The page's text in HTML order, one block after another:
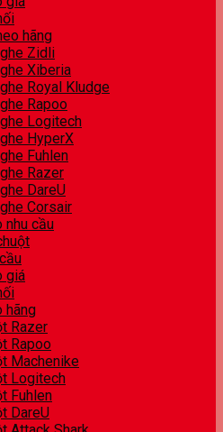
hãng
Zidli
Xiberia
Royal Kludge
Rapoo
Logitech
HyperX
Fuhlen
Razer
DareU
Corsair
nhu cầu
giá
hãng
Razer
Rapoo
Machenike
Logitech
Fuhlen
DareU